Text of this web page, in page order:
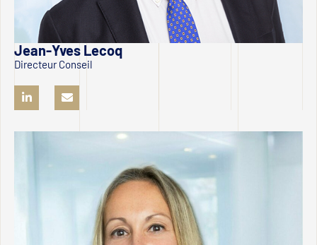
Jean-Yves Lecoq
Directeur Conseil